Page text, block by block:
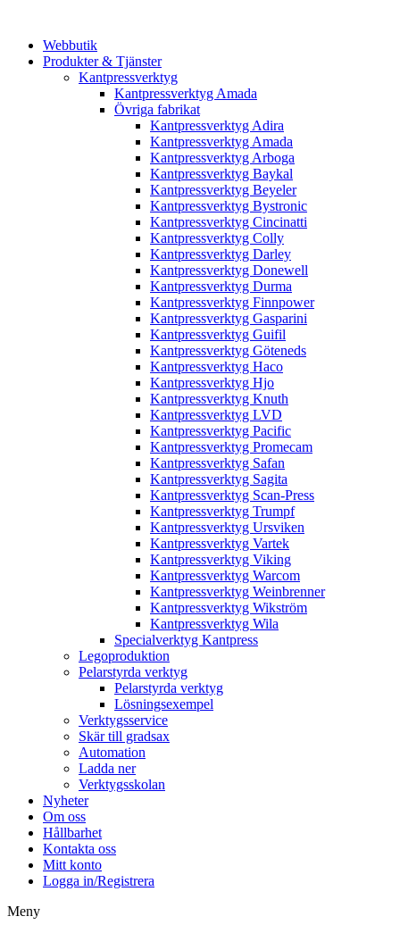
Webbutik
Produkter & Tjänster
Kantpressverktyg
Kantpressverktyg Amada
Övriga fabrikat
Kantpressverktyg Adira
Kantpressverktyg Amada
Kantpressverktyg Arboga
Kantpressverktyg Baykal
Kantpressverktyg Beyeler
Kantpressverktyg Bystronic
Kantpressverktyg Cincinatti
Kantpressverktyg Colly
Kantpressverktyg Darley
Kantpressverktyg Donewell
Kantpressverktyg Durma
Kantpressverktyg Finnpower
Kantpressverktyg Gasparini
Kantpressverktyg Guifil
Kantpressverktyg Göteneds
Kantpressverktyg Haco
Kantpressverktyg Hjo
Kantpressverktyg Knuth
Kantpressverktyg LVD
Kantpressverktyg Pacific
Kantpressverktyg Promecam
Kantpressverktyg Safan
Kantpressverktyg Sagita
Kantpressverktyg Scan-Press
Kantpressverktyg Trumpf
Kantpressverktyg Ursviken
Kantpressverktyg Vartek
Kantpressverktyg Viking
Kantpressverktyg Warcom
Kantpressverktyg Weinbrenner
Kantpressverktyg Wikström
Kantpressverktyg Wila
Specialverktyg Kantpress
Legoproduktion
Pelarstyrda verktyg
Pelarstyrda verktyg
Lösningsexempel
Verktygsservice
Skär till gradsax
Automation
Ladda ner
Verktygsskolan
Nyheter
Om oss
Hållbarhet
Kontakta oss
Mitt konto
Logga in/Registrera
Meny